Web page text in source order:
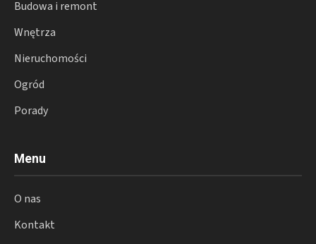
Budowa i remont
Wnętrza
Nieruchomości
Ogród
Porady
Menu
O nas
Kontakt